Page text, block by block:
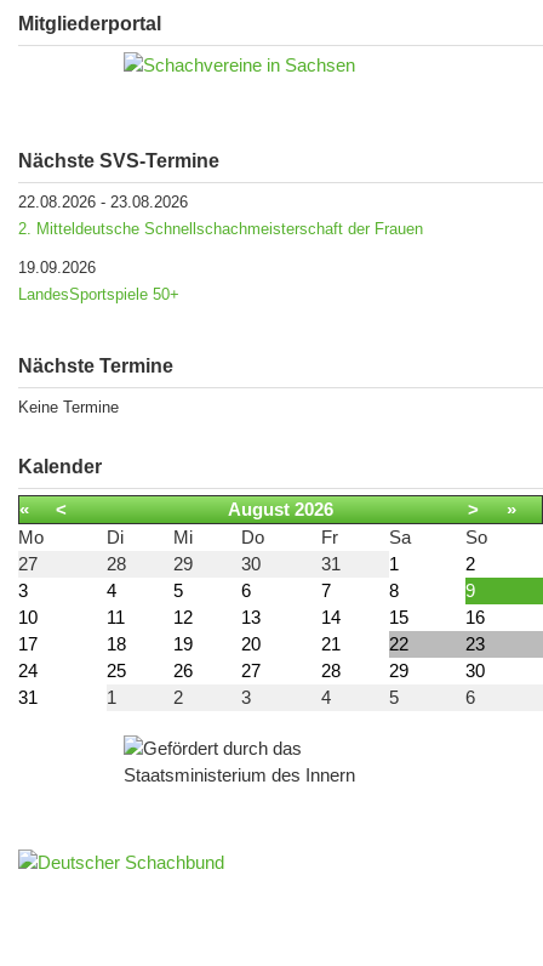
Mitgliederportal
Nächste SVS-Termine
22.08.2026 - 23.08.2026
2. Mitteldeutsche Schnellschachmeisterschaft der Frauen
19.09.2026
LandesSportspiele 50+
Nächste Termine
Keine Termine
Kalender
« < August 2026 >
»
Mo
Di Mi Do Fr Sa
So
27
28 29 30 31 1
2
3
4 5 6 7 8
9
10
11 12 13 14 15
16
17
18 19 20 21 22
23
24
25 26 27 28 29
30
31
1 2 3 4 5 6